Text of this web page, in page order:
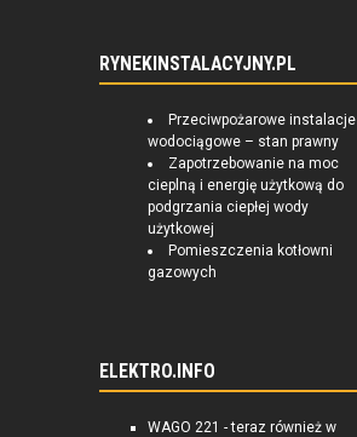
RYNEKINSTALACYJNY.PL
Przeciwpożarowe instalacje
wodociągowe – stan prawny
Zapotrzebowanie na moc
cieplną i energię użytkową do
podgrzania ciepłej wody
użytkowej
Pomieszczenia kotłowni
gazowych
ELEKTRO.INFO
WAGO 221 - teraz również w